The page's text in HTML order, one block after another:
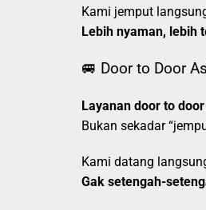
Kami jemput
Lebih nyaman, lebih
🚐 Door to Door
Layanan door to
Bukan sekadar
Kami datang
Gak setengah-